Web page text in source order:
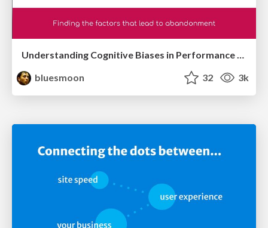
Understanding Cognitive Biases in Performance Measurement
bluesmoon
32 3k